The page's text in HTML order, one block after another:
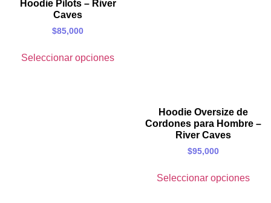
Hoodie Pilots – River
Caves
$85,000
Seleccionar opciones
Hoodie Oversize de
Cordones para Hombre –
River Caves
$95,000
Seleccionar opciones